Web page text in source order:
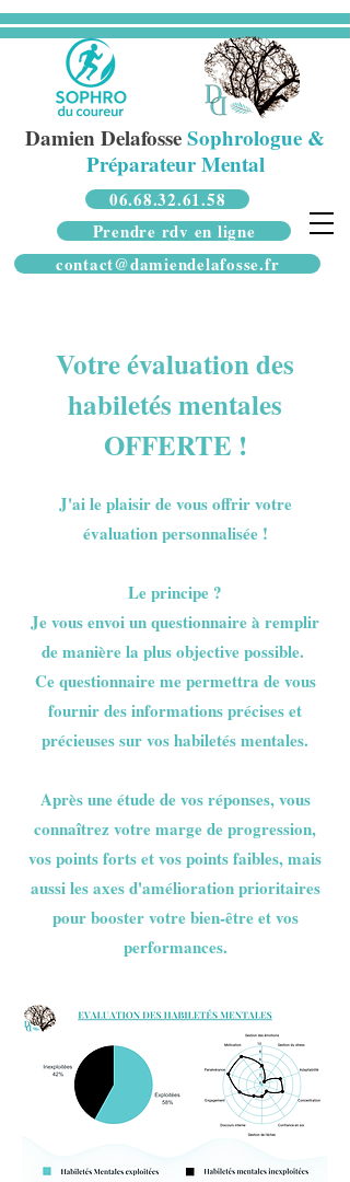
Damien DelafosseSophrologue &
Préparateur Mental
Prendre rdv en ligne
06.68.32.61.58
contact@damiendelafosse.fr
Votre évaluation des
habiletés mentales
OFFERTE !
J'ai le plaisir de vous offrir votre
évaluation personnalisée !
Le principe ?
Je vous envoi un questionnaire à remplir
de manière la plus objective possible.
Ce questionnaire me permettra de vous
fournir des informations précises et
précieuses sur vos habiletés mentales.
Après une étude de vos réponses, vous
connaîtrez votre marge de progression,
vos points forts et vos points faibles, mais
aussi les axes d'amélioration prioritaires
pour booster votre bien-être et vos
performances.